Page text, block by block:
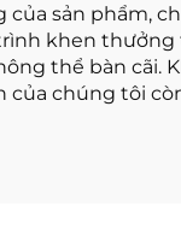
của sản phẩm,
khen thưởng
thể bàn cãi.
của chúng tôi